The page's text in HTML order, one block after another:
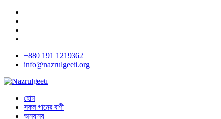
+880 191 1219362
info@nazrulgeeti.org
হোম
সকল গানের বাণী
অন্যান্য